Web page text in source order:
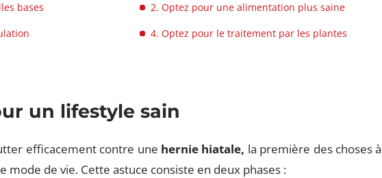
bases
2. Optez pour une alimentation plus saine
4. Optez pour le traitement par les plantes
un lifestyle sain
efficacement contre une hernie hiatale, la première des choses à
mode de vie. Cette astuce consiste en deux phases :